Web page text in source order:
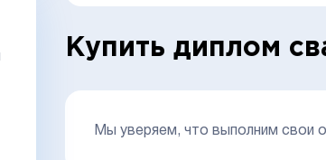
Купить диплом
Мы уверяем, что выполним свои